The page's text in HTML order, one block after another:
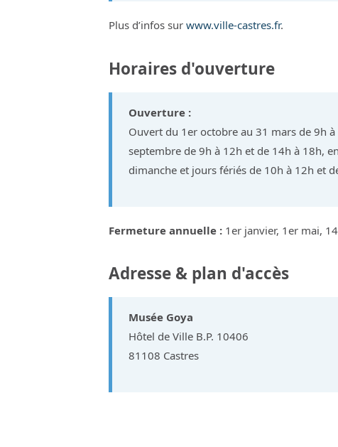
Plus d’infos sur www.ville-castres.fr.
Horaires d'ouverture
Ouverture :
Ouvert du 1er octobre au 31 mars de 9h
septembre de 9h à 12h et de 14h à 18h,
dimanche et jours fériés de 10h à 12h et
Fermeture annuelle : 1er janvier, 1er mai,
Adresse & plan d'accès
Musée Goya
Hôtel de Ville B.P. 10406
81108 Castres